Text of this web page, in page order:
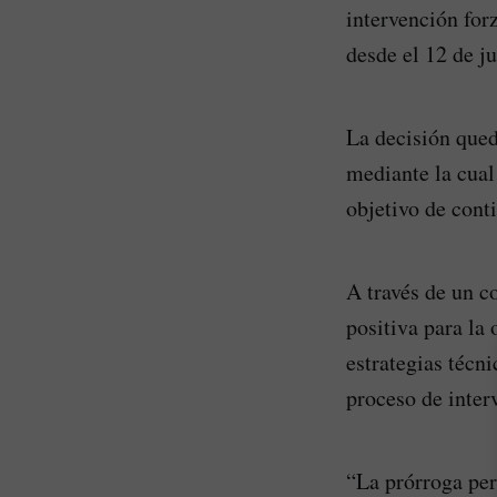
intervención
desde el 12 de
La decisión
mediante la
objetivo de
A través de un
positiva para la
estrategias
proceso de
“La prórroga